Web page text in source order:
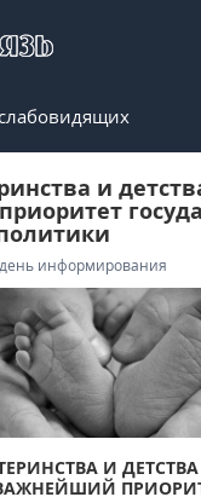
и
информирования
И ДЕТСТВА